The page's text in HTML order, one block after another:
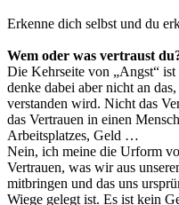
Erkenne dich selbst und du
Wem oder was vertraust
Die Kehrseite von „Angst“ ist
denke dabei aber nicht an
verstanden wird. Nicht das
das Vertrauen in einen
Arbeitsplatzes, Geld …
Nein, ich meine die Urform
Vertrauen, was wir aus
mitbringen und das uns
Wiege gelegt ist. Es ist kein